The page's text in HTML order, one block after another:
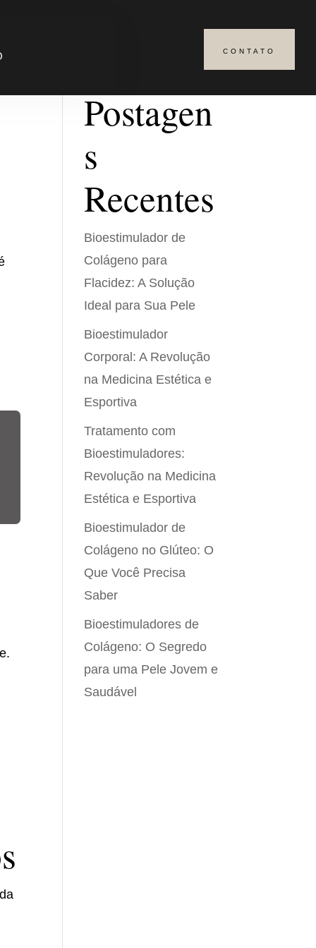
CONTATO
Postagen
s
Recentes
Bioestimulador de
Colágeno para
Flacidez: A Solução
Ideal para Sua Pele
Bioestimulador
Corporal: A Revolução
na Medicina Estética e
Esportiva
Tratamento com
Bioestimuladores:
Revolução na Medicina
Estética e Esportiva
Bioestimulador de
Colágeno no Glúteo: O
Que Você Precisa
Saber
Bioestimuladores de
Colágeno: O Segredo
para uma Pele Jovem e
Saudável